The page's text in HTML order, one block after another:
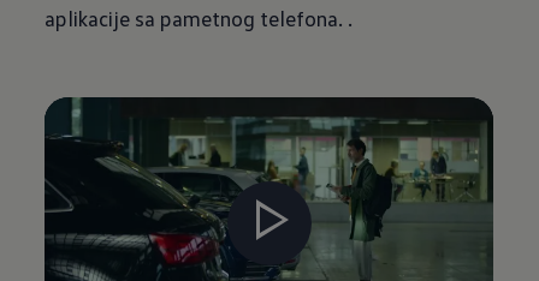
aplikacije sa pametnog telefona. .